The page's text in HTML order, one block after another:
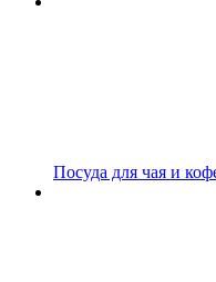
Посуда для чая и